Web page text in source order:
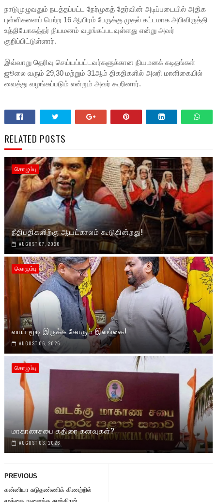
நாடுமுழுவதும் நடத்தப்பட்ட நேர்முகத் தேர்வின் அடிப்படையில் அதிக
புள்ளிகளைப் பெற்ற 16 ஆயிரம் பேருக்கு முதல் கட்டமாக அபிவிருத்தி
உத்தியோகத்தர் நியமனம் வழங்கப்படவுள்ளது என்று அவர்
குறிப்பிட்டுள்ளார்.
இவ்வாறு தெரிவு செய்யப்பட்டவர்களுக்கான நியமனக் கடிதங்கள்
ஜூலை வரும் 29,30 மற்றும் 31ஆம் திகதிகளில் அலரி மாளிகையில்
வைத்து வழங்கப்படும் என்றும் அவர் கூறினார்.
RELATED POSTS
கொழும்பு
நீதிபதிகளிற்கு ஆயட்காலம் கூடுகின்றது!
AUGUST 07, 2026
கொழும்பு
வாய் மூடி இருக்க கோரும் இலங்கை!
AUGUST 06, 2026
கொழும்பு
மாகாணசபை கதிரை கனவுகள்?
AUGUST 03, 2026
PREVIOUS
கன்னியா சுடுதண்ணிக் கிணற்றில்